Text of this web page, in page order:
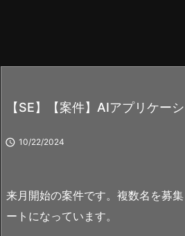
【SE】【案件】AIアプリケー
 10/22/2024
来月開始の案件です。複数名を募
ートになっています。